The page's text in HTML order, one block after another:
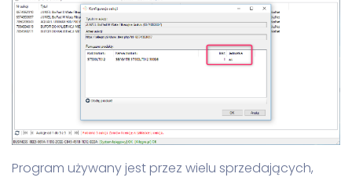
Program używany jest przez wielu sprzedających,